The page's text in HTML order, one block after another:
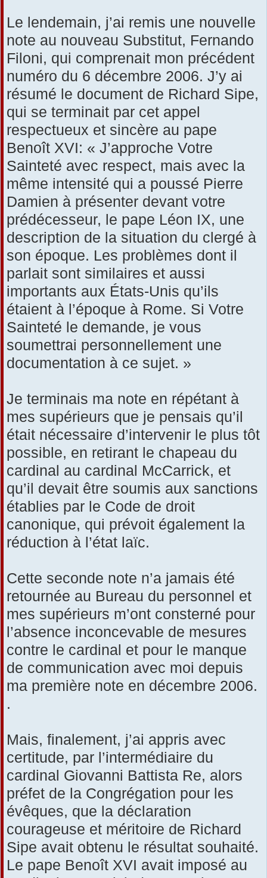
Le lendemain, j’ai remis une nouvelle
note au nouveau Substitut, Fernando
Filoni, qui comprenait mon précédent
numéro du 6 décembre 2006. J’y ai
résumé le document de Richard Sipe,
qui se terminait par cet appel
respectueux et sincère au pape
Benoît XVI: « J’approche Votre
Sainteté avec respect, mais avec la
même intensité qui a poussé Pierre
Damien à présenter devant votre
prédécesseur, le pape Léon IX, une
description de la situation du clergé à
son époque. Les problèmes dont il
parlait sont similaires et aussi
importants aux États-Unis qu’ils
étaient à l’époque à Rome. Si Votre
Sainteté le demande, je vous
soumettrai personnellement une
documentation à ce sujet. »
Je terminais ma note en répétant à
mes supérieurs que je pensais qu’il
était nécessaire d’intervenir le plus tôt
possible, en retirant le chapeau du
cardinal au cardinal McCarrick, et
qu’il devait être soumis aux sanctions
établies par le Code de droit
canonique, qui prévoit également la
réduction à l’état laïc.
Cette seconde note n’a jamais été
retournée au Bureau du personnel et
mes supérieurs m’ont consterné pour
l’absence inconcevable de mesures
contre le cardinal et pour le manque
de communication avec moi depuis
ma première note en décembre 2006.
.
Mais, finalement, j’ai appris avec
certitude, par l’intermédiaire du
cardinal Giovanni Battista Re, alors
préfet de la Congrégation pour les
évêques, que la déclaration
courageuse et méritoire de Richard
Sipe avait obtenu le résultat souhaité.
Le pape Benoît XVI avait imposé au